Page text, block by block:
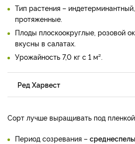
Тип растения –
протяженные.
Плоды плоскоокруглые, розовой
вкусны в салатах.
Урожайность 7,0 кг с 1 м².
Ред Харвест
Сорт лучше выращивать под
Период созревания –